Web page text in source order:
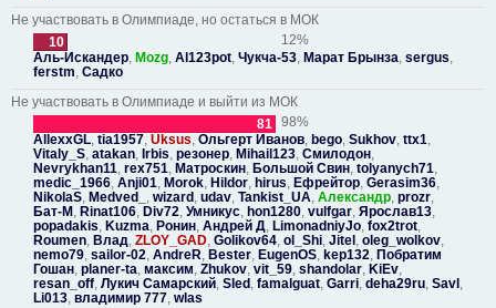
Не участвовать в Олимпиаде, но остаться в МОК
10
Аль-Искандер, Mozg, Al123pot, Чукча-53, Марат Брынза, sergus,
ferstm, Садко
12%
Не участвовать в Олимпиаде и выйти из МОК
81
AllexxGL, tia1957, Uksus, Ольгерт Иванов, bego, Sukhov, ttx1,
Vitaly_S, atakan, Irbis, резонер, Mihail123, Смилодон,
Nevrykhan11, rex751, Матроскин, Большой Свин, tolyanych71,
medic_1966, Anji01, Morok, Hildor, hirus, Ефрейтор, Gerasim36,
NikolaS, Medved_ , wizard , udav, Tankist_UA, Александр, prozr,
Бат-М , Rinat106, Div72, Умникус, hon1280, vulfgar, Ярослав13,
popadakis, Kuzma, Ронин, Андрей Д, LimonadniyJo, fox2trot,
Roumen, Влад, ZLOY_GAD, Golikov64, ol_Shi, Jitel , oleg_wolkov,
nemo79, sailor-02, AndreR, Bester, EugenOS, kep132, Побратим
Гошан, planer-ta, максим, Zhukov, vit_59, shandolar, KiEv,
resan_off, Лукич Самарский, Sled , famalguat, Garri, deha29ru, Savl ,
Li013, владимир 777, wlas
98%